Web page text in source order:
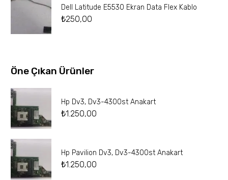
Dell Latitude E5530 Ekran Data Flex Kablo
₺250,00
Öne Çıkan Ürünler
Hp Dv3, Dv3-4300st Anakart
₺1.250,00
Hp Pavilion Dv3, Dv3-4300st Anakart
₺1.250,00